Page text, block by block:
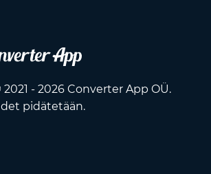
- 2026 Converter App OÜ.
pidätetään.